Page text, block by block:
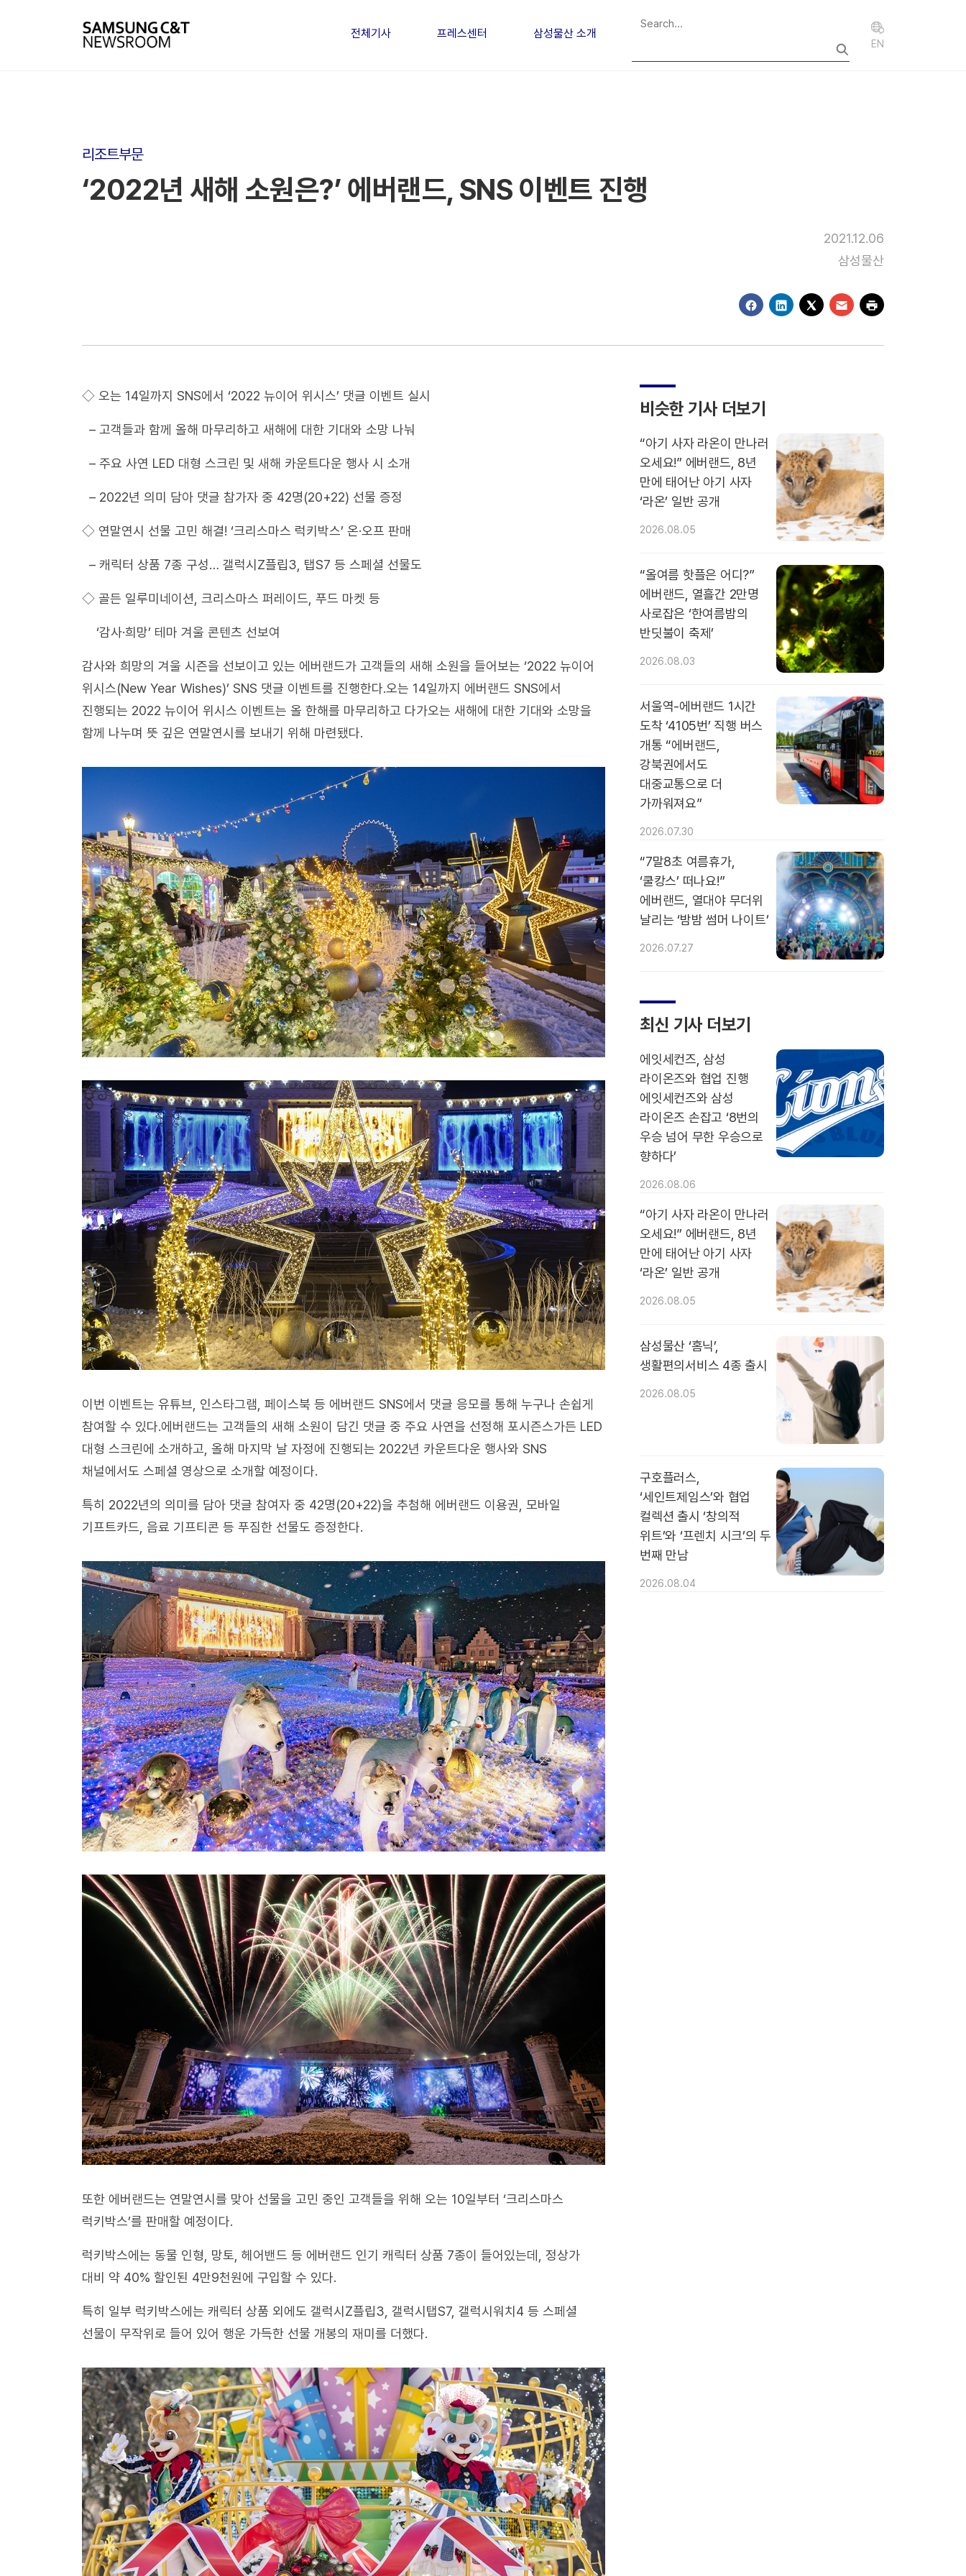
전체기사 프레스센터 삼성물산 소개
EN
리조트부문
‘2022년 새해 소원은?’ 에버랜드, SNS 이벤트 진행
2021.12.06
삼성물산
◇ 오는 14일까지 SNS에서 ‘2022 뉴이어 위시스’ 댓글 이벤트 실시
– 고객들과 함께 올해 마무리하고 새해에 대한 기대와 소망 나눠
– 주요 사연 LED 대형 스크린 및 새해 카운트다운 행사 시 소개
– 2022년 의미 담아 댓글 참가자 중 42명(20+22) 선물 증정
◇ 연말연시 선물 고민 해결! ‘크리스마스 럭키박스’ 온·오프 판매
– 캐릭터 상품 7종 구성… 갤럭시Z플립3, 탭S7 등 스페셜 선물도
◇ 골든 일루미네이션, 크리스마스 퍼레이드, 푸드 마켓 등
‘감사·희망’ 테마 겨울 콘텐츠 선보여
감사와 희망의 겨울 시즌을 선보이고 있는 에버랜드가 고객들의 새해 소원을 들어보는 ‘2022 뉴이어
위시스(New Year Wishes)’ SNS 댓글 이벤트를 진행한다.오는 14일까지 에버랜드 SNS에서
진행되는 2022 뉴이어 위시스 이벤트는 올 한해를 마무리하고 다가오는 새해에 대한 기대와 소망을
함께 나누며 뜻 깊은 연말연시를 보내기 위해 마련됐다.
이번 이벤트는 유튜브, 인스타그램, 페이스북 등 에버랜드 SNS에서 댓글 응모를 통해 누구나 손쉽게
참여할 수 있다.에버랜드는 고객들의 새해 소원이 담긴 댓글 중 주요 사연을 선정해 포시즌스가든 LED
대형 스크린에 소개하고, 올해 마지막 날 자정에 진행되는 2022년 카운트다운 행사와 SNS
채널에서도 스페셜 영상으로 소개할 예정이다.
특히 2022년의 의미를 담아 댓글 참여자 중 42명(20+22)을 추첨해 에버랜드 이용권, 모바일
기프트카드, 음료 기프티콘 등 푸짐한 선물도 증정한다.
또한 에버랜드는 연말연시를 맞아 선물을 고민 중인 고객들을 위해 오는 10일부터 ‘크리스마스
럭키박스’를 판매할 예정이다.
럭키박스에는 동물 인형, 망토, 헤어밴드 등 에버랜드 인기 캐릭터 상품 7종이 들어있는데, 정상가
대비 약 40% 할인된 4만9천원에 구입할 수 있다.
특히 일부 럭키박스에는 캐릭터 상품 외에도 갤럭시Z플립3, 갤럭시탭S7, 갤럭시워치4 등 스페셜
선물이 무작위로 들어 있어 행운 가득한 선물 개봉의 재미를 더했다.
비슷한 기사 더보기
“아기 사자 라온이 만나러
오세요!” 에버랜드, 8년
만에 태어난 아기 사자
‘라온’ 일반 공개
2026.08.05
“올여름 핫플은 어디?”
에버랜드, 열흘간 2만명
사로잡은 ‘한여름밤의
반딧불이 축제’
2026.08.03
서울역-에버랜드 1시간
도착 ‘4105번’ 직행 버스
개통 “에버랜드,
강북권에서도
대중교통으로 더
가까워져요”
2026.07.30
“7말8초 여름휴가,
‘쿨캉스’ 떠나요!”
에버랜드, 열대야 무더위
날리는 ‘밤밤 썸머 나이트’
2026.07.27
최신 기사 더보기
에잇세컨즈, 삼성
라이온즈와 협업 진행
에잇세컨즈와 삼성
라이온즈 손잡고 ‘8번의
우승 넘어 무한 우승으로
향하다’
2026.08.06
“아기 사자 라온이 만나러
오세요!” 에버랜드, 8년
만에 태어난 아기 사자
‘라온’ 일반 공개
2026.08.05
삼성물산 ‘홈닉’,
생활편의서비스 4종 출시
2026.08.05
구호플러스,
‘세인트제임스’와 협업
컬렉션 출시 ‘창의적
위트’와 ‘프렌치 시크’의 두
번째 만남
2026.08.04